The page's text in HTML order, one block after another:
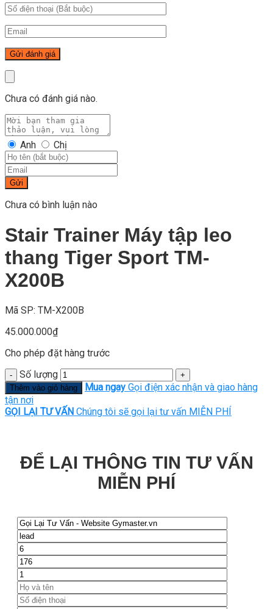
Chưa có đánh giá nào.
Anh Chị
Gửi
Chưa có bình luận nào
Stair Trainer Máy tập leo
thang Tiger Sport TM-
X200B
Mã SP: TM-X200B
45.000.000₫
Cho phép đặt hàng trước
Số lượng
Thêm vào giỏ hàng Mua ngay Gọi điện xác nhận và giao hàng
tận nơi
GỌI LẠI TƯ VẤN Chúng tôi sẽ gọi lại tư vấn MIỄN PHÍ
ĐỂ LẠI THÔNG TIN TƯ VẤN
MIỄN PHÍ